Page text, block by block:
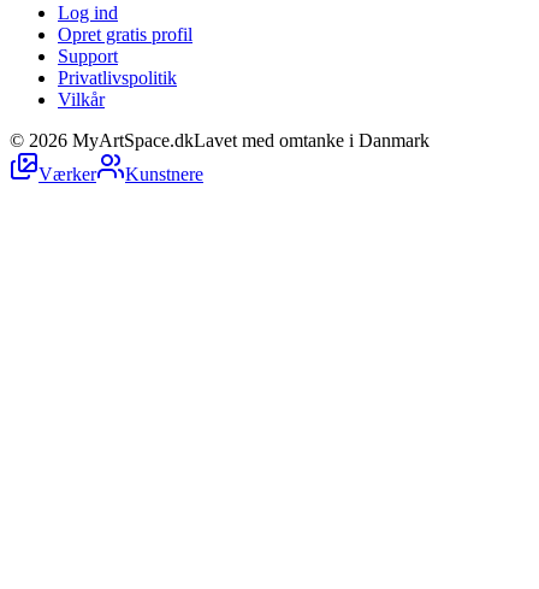
Log ind
Opret gratis profil
Support
Privatlivspolitik
Vilkår
© 2026 MyArtSpace.dkLavet med omtanke i Danmark
Værker
Kunstnere